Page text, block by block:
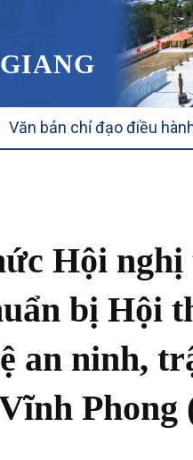
Văn bản chỉ đạo điều
Hội
bị Hội
an ninh,
Phong